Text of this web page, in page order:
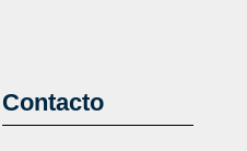
Contacto